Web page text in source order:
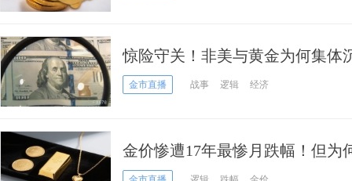
惊险守关！非美与黄金为何集体
刺”
金市直播 战事 逻辑 经济
金价惨遭17年最惨月跌幅！但为